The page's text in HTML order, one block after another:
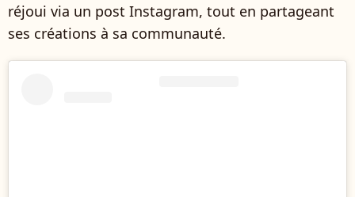
réjoui via un post Instagram, tout en partageant
ses créations à sa communauté.